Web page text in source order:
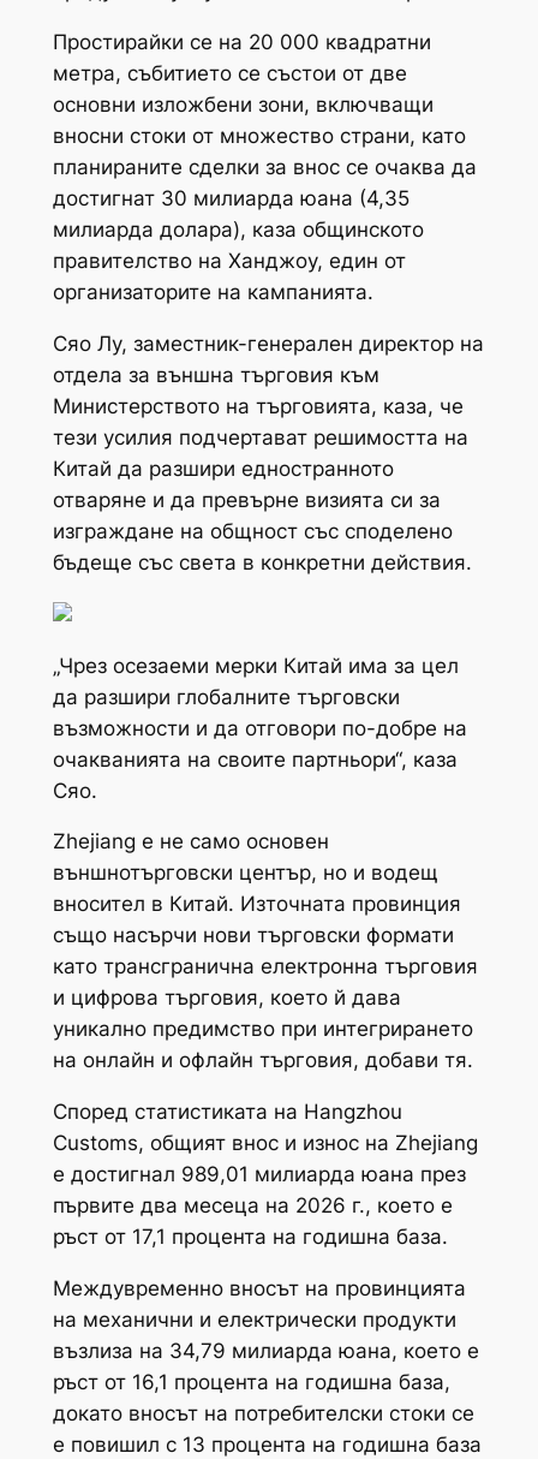
Простирайки се на 20 000 квадратни
метра, събитието се състои от две
основни изложбени зони, включващи
вносни стоки от множество страни, като
планираните сделки за внос се очаква да
достигнат 30 милиарда юана (4,35
милиарда долара), каза общинското
правителство на Ханджоу, един от
организаторите на кампанията.
Сяо Лу, заместник-генерален директор на
отдела за външна търговия към
Министерството на търговията, каза, че
тези усилия подчертават решимостта на
Китай да разшири едностранното
отваряне и да превърне визията си за
изграждане на общност със споделено
бъдеще със света в конкретни действия.
„Чрез осезаеми мерки Китай има за цел
да разшири глобалните търговски
възможности и да отговори по-добре на
очакванията на своите партньори“, каза
Сяо.
Zhejiang е не само основен
външнотърговски център, но и водещ
вносител в Китай. Източната провинция
също насърчи нови търговски формати
като трансгранична електронна търговия
и цифрова търговия, което й дава
уникално предимство при интегрирането
на онлайн и офлайн търговия, добави тя.
Според статистиката на Hangzhou
Customs, общият внос и износ на Zhejiang
е достигнал 989,01 милиарда юана през
първите два месеца на 2026 г., което е
ръст от 17,1 процента на годишна база.
Междувременно вносът на провинцията
на механични и електрически продукти
възлиза на 34,79 милиарда юана, което е
ръст от 16,1 процента на годишна база,
докато вносът на потребителски стоки се
е повишил с 13 процента на годишна база